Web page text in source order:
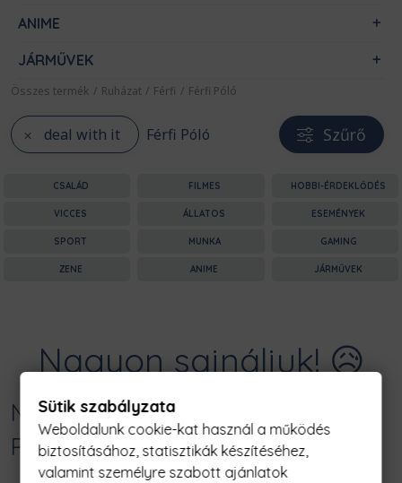
ANIME
JÁRMŰVEK
Összes termék / Ruházat / Férfi / Férfi Póló
deal with it Férfi Póló Szűrő
CSALÁD FILMES HOBBI-ÉRDEKLŐDÉS
VICCES ÁLLATOS ESEMÉNYEK
SPORT MUNKA GAMING
ZENE ANIME JÁRMŰVEK
Nagyon sajnáljuk! 😥
Nincs találat erre: "deal with it Férfi
Póló"
Sütik szabályzata
Weboldalunk cookie-kat használ a működés
biztosításához, statisztikák készítéséhez,
valamint személyre szabott ajánlatok